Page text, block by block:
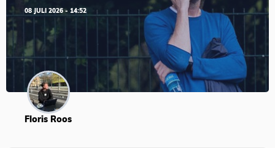
08 JULI 2026 - 14:52
Floris Roos